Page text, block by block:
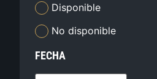
Disponible
No disponible
FECHA